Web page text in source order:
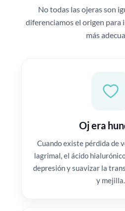
No todas las ojeras son
diferenciamos el origen
más
Oj era
Cuando existe pérdida de
lagrimal, el ácido
depresión y suavizar la
y mejilla.